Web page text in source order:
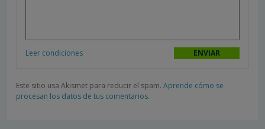
Leer condiciones
Este sitio usa Akismet para reducir el spam. Aprende cómo se
procesan los datos de tus comentarios.